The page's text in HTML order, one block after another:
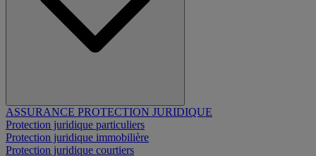
ASSURANCE PROTECTION JURIDIQUE
Protection juridique particuliers
Protection juridique immobilière
Protection juridique courtiers